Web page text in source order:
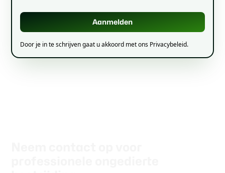
Door je in te schrijven gaat u akkoord met ons Privacybeleid.